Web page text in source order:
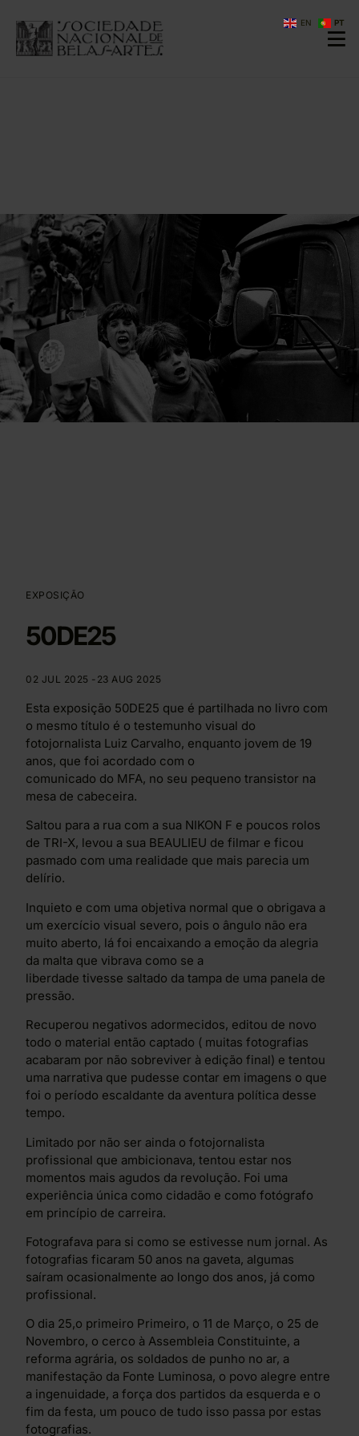
EXPOSIÇÃO
50DE25
02 JUL 2025 - 23 AUG 2025
Esta exposição 50DE25 que é partilhada no livro com
o mesmo título é o testemunho visual do
fotojornalista Luiz Carvalho, enquanto jovem de 19
anos, que foi acordado com o
comunicado do MFA, no seu pequeno transistor na
mesa de cabeceira.
Saltou para a rua com a sua NIKON F e poucos rolos
de TRI-X, levou a sua BEAULIEU de filmar e ficou
pasmado com uma realidade que mais parecia um
delírio.
Inquieto e com uma objetiva normal que o obrigava a
um exercício visual severo, pois o ângulo não era
muito aberto, lá foi encaixando a emoção da alegria
da malta que vibrava como se a
liberdade tivesse saltado da tampa de uma panela de
pressão.
Recuperou negativos adormecidos, editou de novo
todo o material então captado ( muitas fotografias
acabaram por não sobreviver à edição final) e tentou
uma narrativa que pudesse contar em imagens o que
foi o período escaldante da aventura política desse
tempo.
Limitado por não ser ainda o fotojornalista
profissional que ambicionava, tentou estar nos
momentos mais agudos da revolução. Foi uma
experiência única como cidadão e como fotógrafo
em princípio de carreira.
Fotografava para si como se estivesse num jornal. As
fotografias ficaram 50 anos na gaveta, algumas
saíram ocasionalmente ao longo dos anos, já como
profissional.
O dia 25,o primeiro Primeiro, o 11 de Março, o 25 de
Novembro, o cerco à Assembleia Constituinte, a
reforma agrária, os soldados de punho no ar, a
manifestação da Fonte Luminosa, o povo alegre entre
a ingenuidade, a força dos partidos da esquerda e o
fim da festa, um pouco de tudo isso passa por estas
fotografias.
EN PT